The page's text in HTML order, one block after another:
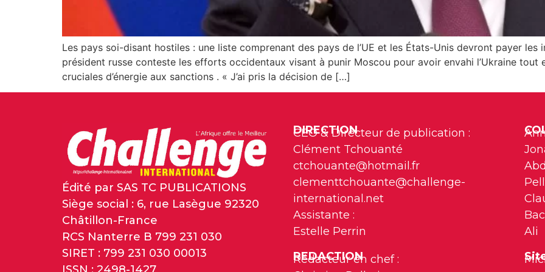
Les pays soi-disant hostiles : une liste comprenant des pays de l’UE et les États-Unis devront payer
président russe conteste les efforts occidentaux visant à punir Moscou pour avoir envahi l’Ukraine tout
cruciales d’énergie aux sanctions . « J’ai pris la décision de […]
Édité par SAS TC PUBLICATIONS
Siège social : 6, rue Lasègue 92320
Châtillon-France
RCS Nanterre B 799 231 030
SIRET : 799 231 030 00013
DIRECTION
CEO & Directeur de publication :
Clément Tchouanté
ctchouante@hotmail.fr
clementtchouante@challenge-
international.net
Assistante :
Estelle Perrin
REDACTION
Rédacteur en chef :
Ali